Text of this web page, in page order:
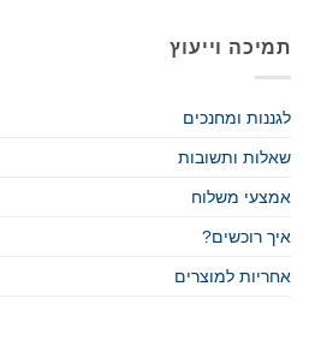
תמיכה וייעוץ
לגננות ומחנכים
שאלות ותשובות
אמצעי משלוח
איך רוכשים?
אחריות למוצרים